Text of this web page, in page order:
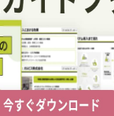
download/
のデメリ